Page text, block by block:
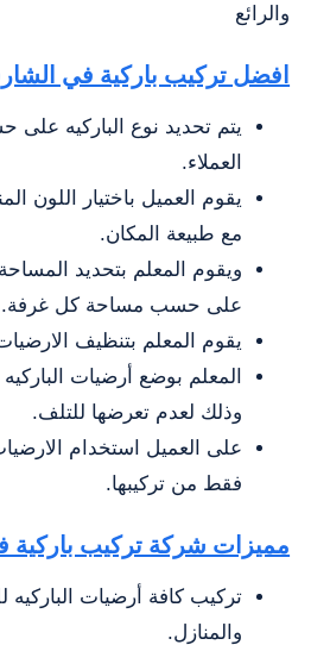
والرائع
افضل تركيب باركية في
يتم تحديد نوع الباركيه
العملاء.
يقوم العميل باختيار اللون
مع طبيعة المكان.
ويقوم المعلم بتحديد
على حسب مساحة كل غرفة.
يقوم المعلم بتنظيف
المعلم بوضع أرضيات
وذلك لعدم تعرضها للتلف.
فقط من تركيبها.
مميزات شركة تركيب باركية
تركيب كافة أرضيات
والمنازل.